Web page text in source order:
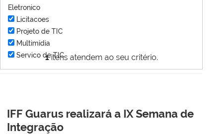
1itens atendem ao seu critério.
Eletronico
Licitacoes
Projeto de TIC
Multimídia
Servico de TIC
IFF Guarus realizará a IX Semana de
Integração